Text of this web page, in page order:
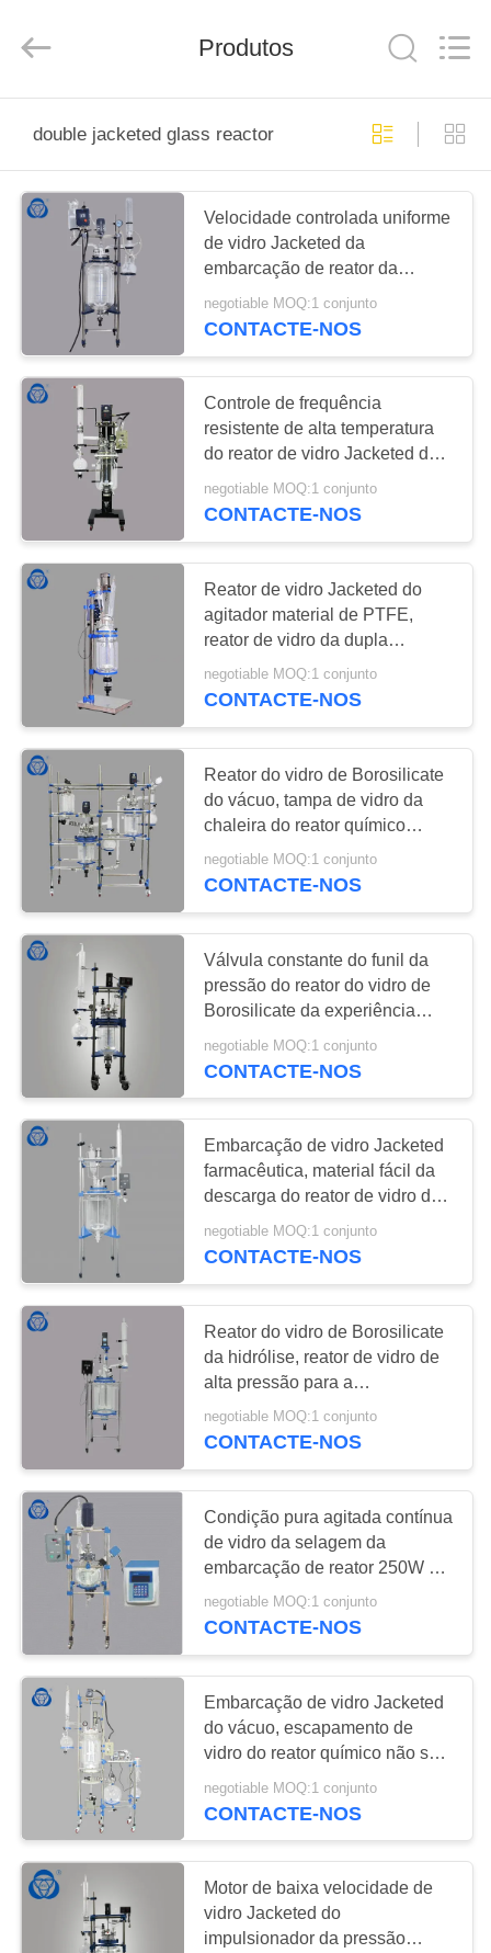
PRODUTOS
SOBRE
TOUR
PELA
FÁBRICA
CONTROLE
DE
QUALIDADE
ENTRE
CONTATO
CONOSCO
MAPA
SITE
PRIVACY
POLICY
Chemglass
Co.,Ltd.
Reserved.
Produtos
double jacketed glass reactor
Velocidade controlada uniforme
de vidro Jacketed da
embarcação de reator da
alimentação conveniente
negotiable MOQ:1 conjunto
CONTACTE-NOS
Controle de frequência
resistente de alta temperatura
do reator de vidro Jacketed da
destilação
negotiable MOQ:1 conjunto
CONTACTE-NOS
Reator de vidro Jacketed do
agitador material de PTFE,
reator de vidro da dupla
camada à prova de explosões
negotiable MOQ:1 conjunto
CONTACTE-NOS
Reator do vidro de Borosilicate
do vácuo, tampa de vidro da
chaleira do reator químico
separadamente
negotiable MOQ:1 conjunto
CONTACTE-NOS
Válvula constante do funil da
pressão do reator do vidro de
Borosilicate da experiência
ajustável
negotiable MOQ:1 conjunto
CONTACTE-NOS
Embarcação de vidro Jacketed
farmacêutica, material fácil da
descarga do reator de vidro da
dupla camada
negotiable MOQ:1 conjunto
CONTACTE-NOS
Reator do vidro de Borosilicate
da hidrólise, reator de vidro de
alta pressão para a
concentração
negotiable MOQ:1 conjunto
CONTACTE-NOS
Condição pura agitada contínua
de vidro da selagem da
embarcação de reator 250W do
tanque PTFE nova
negotiable MOQ:1 conjunto
CONTACTE-NOS
Embarcação de vidro Jacketed
do vácuo, escapamento de
vidro do reator químico não sem
poluição
negotiable MOQ:1 conjunto
CONTACTE-NOS
Motor de baixa velocidade de
vidro Jacketed do
impulsionador da pressão